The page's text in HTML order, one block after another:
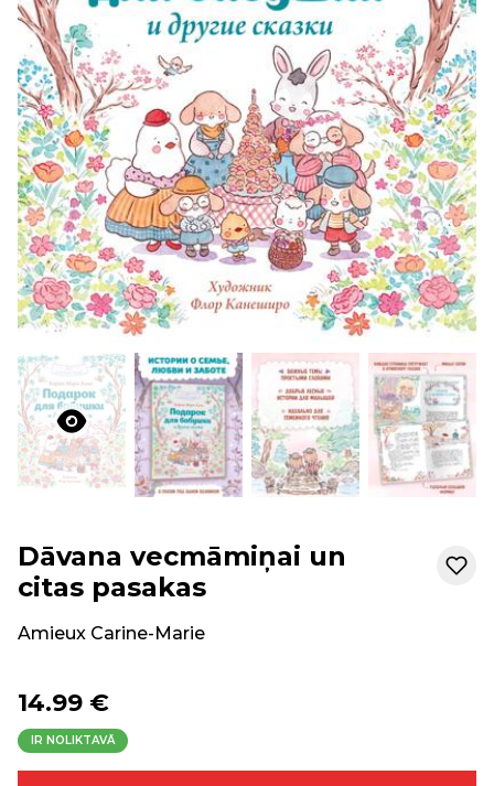
Dāvana vecmāmiņai un
citas pasakas
Amieux Carine-Marie
14.99 €
IR NOLIKTAVĀ